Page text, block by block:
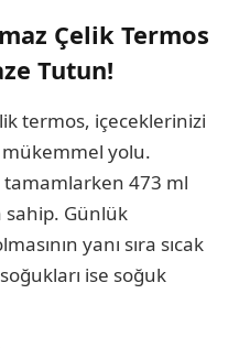
Çelik Termos
Tutun!
termos, içeceklerinizi
yolu.
tamamlarken 473 ml
sahip. Günlük
yanı sıra sıcak
ise soğuk